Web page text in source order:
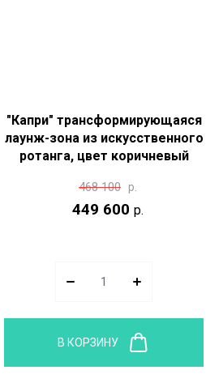
"Капри" трансформирующаяся
лаунж-зона из искусственного
ротанга, цвет коричневый
468 100 р.
449 600 р.
В КОРЗИНУ